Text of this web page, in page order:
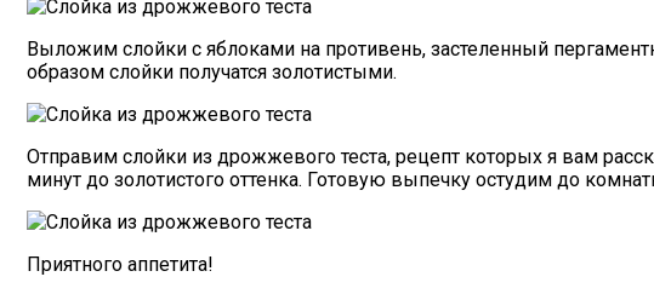
Выложим слойки с яблоками на противень, застеленный
образом слойки получатся золотистыми.
Отправим слойки из дрожжевого теста, рецепт которых я вам
минут до золотистого оттенка. Готовую выпечку остудим до
Приятного аппетита!